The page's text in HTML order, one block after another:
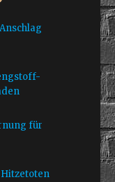
für
Hitzetoten